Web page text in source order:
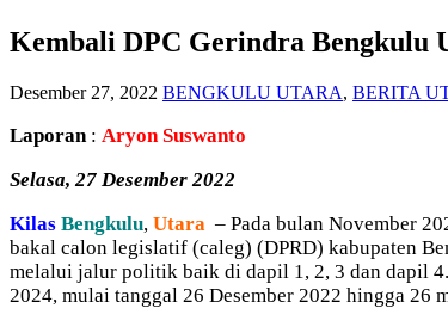
Kembali DPC Gerindra Bengkulu
Desember 27, 2022 BENGKULU UTARA, BERITA
Laporan : Aryon Suswanto
Selasa, 27 Desember 2022
Kilas Bengkulu, Utara – Pada bulan November
bakal calon legislatif (caleg) (DPRD) kabupaten
melalui jalur politik baik di dapil 1, 2, 3 dan dapil
2024, mulai tanggal 26 Desember 2022 hingga 26